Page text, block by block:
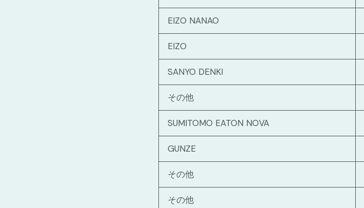
EIZO NANAO
EIZO
SANYO DENKI
その他
SUMITOMO EATON NOVA
GUNZE
その他
その他